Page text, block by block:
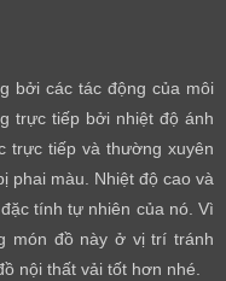
bởi các tác động của môi
trực tiếp bởi nhiệt độ ánh
trực tiếp và thường xuyên
phai màu. Nhiệt độ cao và
tính tự nhiên của nó. Vì
món đồ này ở vị trí tránh
nội thất vải tốt hơn nhé.